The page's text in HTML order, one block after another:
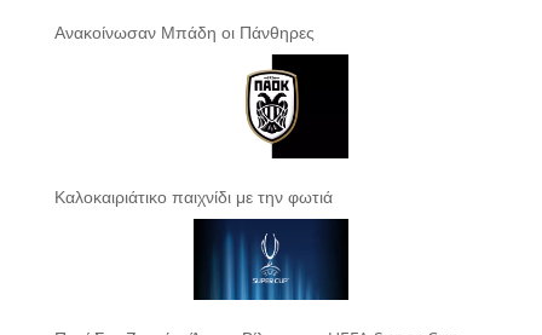
Ανακοίνωσαν Μπάδη οι Πάνθηρες
Καλοκαιριάτικο παιχνίδι με την φωτιά